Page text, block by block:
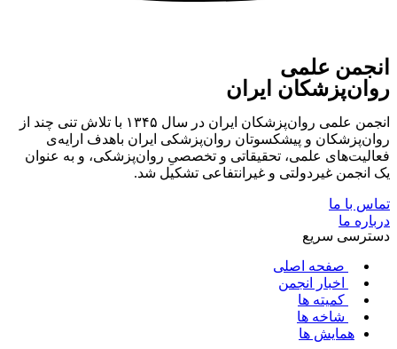
انجمن علمی
روان‌پزشکان ایران
انجمن علمی روان‌پزشکان ایران در سال ۱۳۴۵ با تلاش تنی چند از
روان‌پزشکان و پیشکسوتان روان‌پزشکی ایران باهدف ارایه‌ی
فعالیت‌های علمی، تحقیقاتی و تخصصیِ روان‌پزشکی، و به عنوان
یک انجمن غیردولتی و غیرانتفاعی تشکیل شد.
تماس با ما
درباره ما
دسترسی سریع
صفحه اصلی
اخبار انجمن
کمیته ها
شاخه ها
همایش ها